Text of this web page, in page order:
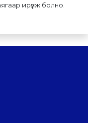
ирүүлж болно.